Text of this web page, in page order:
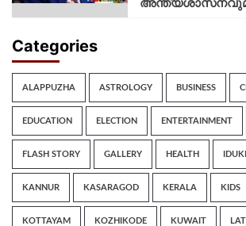
Categories
ALAPPUZHA ASTROLOGY BUSINESS
EDUCATION ELECTION ENTERTAINMENT
FLASH STORY GALLERY HEALTH
KANNUR KASARAGOD KERALA KIDS
KOTTAYAM KOZHIKODE KUWAIT